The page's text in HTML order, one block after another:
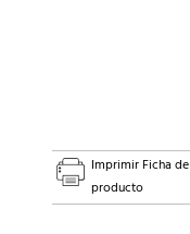
Imprimir Ficha de
producto